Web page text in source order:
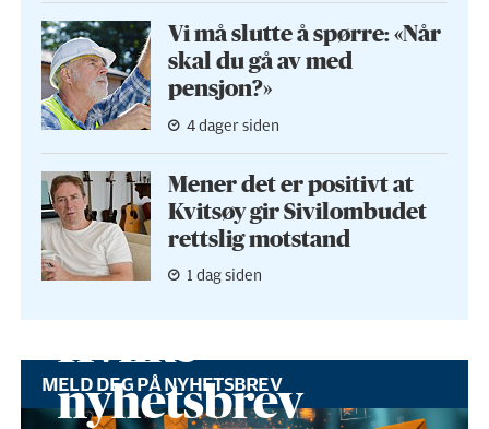
Vi må slutte å spørre: «Når
skal du gå av med
pensjon?»
4 dager siden
Mener det er positivt at
Kvitsøy gir Sivilombudet
rettslig motstand
1 dag siden
MELD DEG PÅ NYHETSBREV
Hvilke
nyhetsbrev